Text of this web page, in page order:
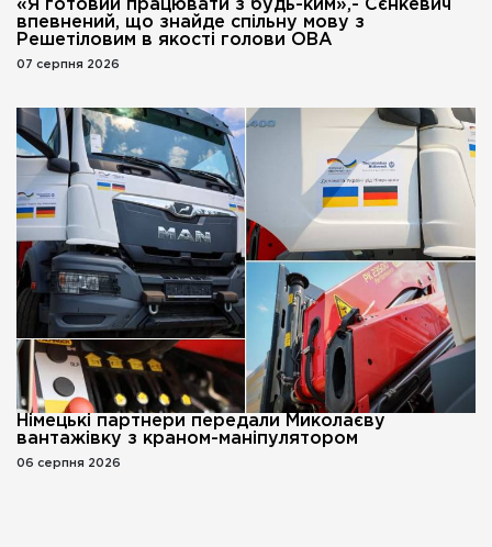
«Я готовий працювати з будь-ким»,- Сєнкевич
впевнений, що знайде спільну мову з
Решетіловим в якості голови ОВА
07 серпня 2026
Німецькі партнери передали Миколаєву
вантажівку з краном-маніпулятором
06 серпня 2026